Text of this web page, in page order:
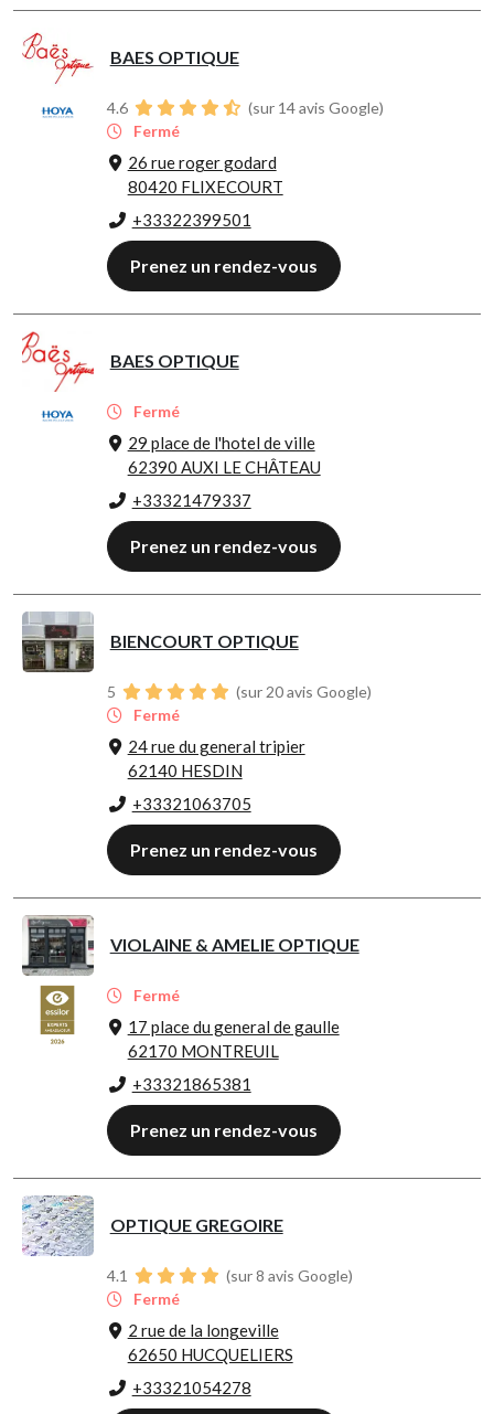
BAES OPTIQUE
4.6
(sur 14 avis Google)
Fermé
26 rue roger godard
80420 FLIXECOURT
+33322399501
Prenez un rendez-vous
BAES OPTIQUE
Fermé
29 place de l'hotel de ville
62390 AUXI LE CHÂTEAU
+33321479337
Prenez un rendez-vous
BIENCOURT OPTIQUE
5
(sur 20 avis Google)
Fermé
24 rue du general tripier
62140 HESDIN
+33321063705
Prenez un rendez-vous
VIOLAINE & AMELIE OPTIQUE
Fermé
17 place du general de gaulle
62170 MONTREUIL
+33321865381
Prenez un rendez-vous
OPTIQUE GREGOIRE
4.1
(sur 8 avis Google)
Fermé
2 rue de la longeville
62650 HUCQUELIERS
+33321054278